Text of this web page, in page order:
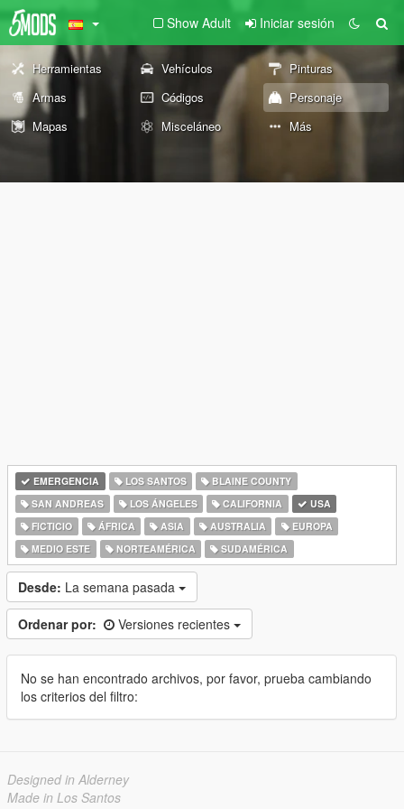
Show Adult Iniciar sesión
Herramientas Vehículos
Pinturas
Armas
Códigos
Personaje
Mapas
Misceláneo Más
EMERGENCIA LOS SANTOS
BLAINE COUNTY
SAN ANDREAS
LOS ÁNGELES CALIFORNIA
USA
FICTICIO
ÁFRICA ASIA AUSTRALIA
EUROPA
MEDIO ESTE
NORTEAMÉRICA SUDAMÉRICA
Desde: La semana pasada
Ordenar por: Versiones recientes
No se han encontrado archivos, por favor, prueba cambiando
los criterios del filtro:
Designed in Alderney
Made in Los Santos